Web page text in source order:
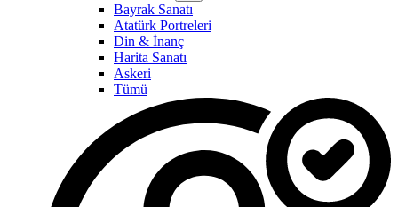
Bayrak Sanatı
Atatürk Portreleri
Din & İnanç
Harita Sanatı
Askeri
Tümü